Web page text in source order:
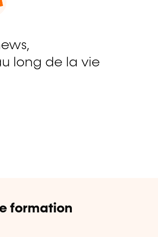
long de la vie
formation